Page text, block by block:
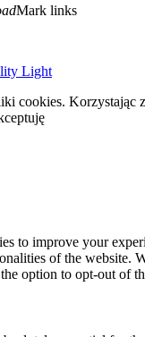
Mark links
cookies. Korzystając
to improve your
of the website.
option to opt-out of